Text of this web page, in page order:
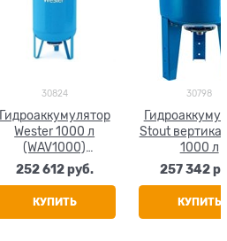
30824
Гидроаккумулятор
Wester 1000 л
(WAV1000)
вертикальный
252 612 руб.
КУПИТЬ
30798
Stout
1000 л
257 342
КУПИТЬ